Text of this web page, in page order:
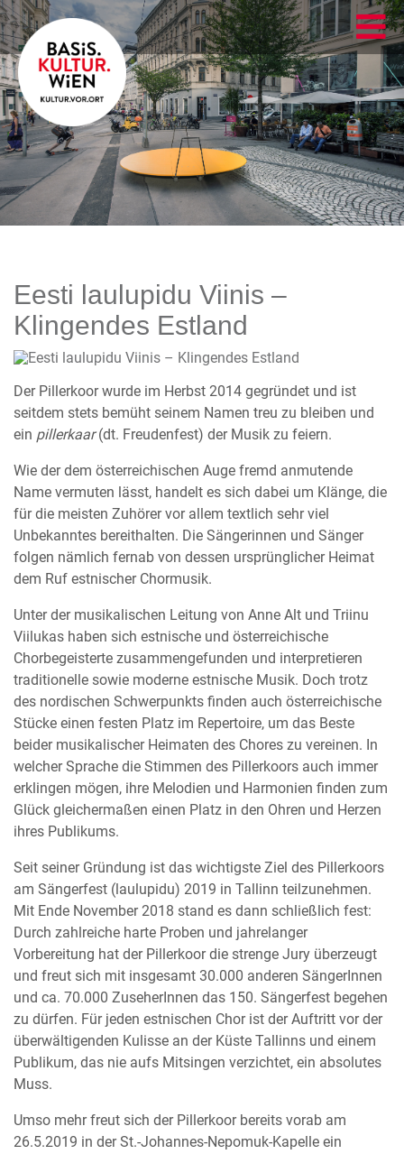
Eesti laulupidu Viinis –
Klingendes Estland
Der Pillerkoor wurde im Herbst 2014 gegründet und ist
seitdem stets bemüht seinem Namen treu zu bleiben und
ein pillerkaar(dt. Freudenfest) der Musik zu feiern.
Wie der dem österreichischen Auge fremd anmutende
Name vermuten lässt, handelt es sich dabei um Klänge, die
für die meisten Zuhörer vor allem textlich sehr viel
Unbekanntes bereithalten. Die Sängerinnen und Sänger
folgen nämlich fernab von dessen ursprünglicher Heimat
dem Ruf estnischer Chormusik.
Unter der musikalischen Leitung von Anne Alt und Triinu
Viilukas haben sich estnische und österreichische
Chorbegeisterte zusammengefunden und interpretieren
traditionelle sowie moderne estnische Musik. Doch trotz
des nordischen Schwerpunkts finden auch österreichische
Stücke einen festen Platz im Repertoire, um das Beste
beider musikalischer Heimaten des Chores zu vereinen. In
welcher Sprache die Stimmen des Pillerkoors auch immer
erklingen mögen, ihre Melodien und Harmonien finden zum
Glück gleichermaßen einen Platz in den Ohren und Herzen
ihres Publikums.
Seit seiner Gründung ist das wichtigste Ziel des Pillerkoors
am Sängerfest (laulupidu) 2019 in Tallinn teilzunehmen.
Mit Ende November 2018 stand es dann schließlich fest:
Durch zahlreiche harte Proben und jahrelanger
Vorbereitung hat der Pillerkoor die strenge Jury überzeugt
und freut sich mit insgesamt 30.000 anderen SängerInnen
und ca. 70.000 ZuseherInnen das 150. Sängerfest begehen
zu dürfen. Für jeden estnischen Chor ist der Auftritt vor der
überwältigenden Kulisse an der Küste Tallinns und einem
Publikum, das nie aufs Mitsingen verzichtet, ein absolutes
Muss.
Umso mehr freut sich der Pillerkoor bereits vorab am
26.5.2019 in der St.-Johannes-Nepomuk-Kapelle ein